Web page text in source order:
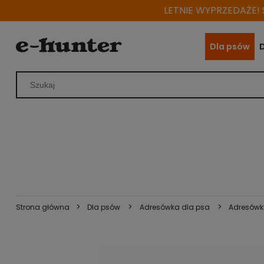
LETNIE
Dla psów
Strona główna > Dla psów > Adresówka dla psa >